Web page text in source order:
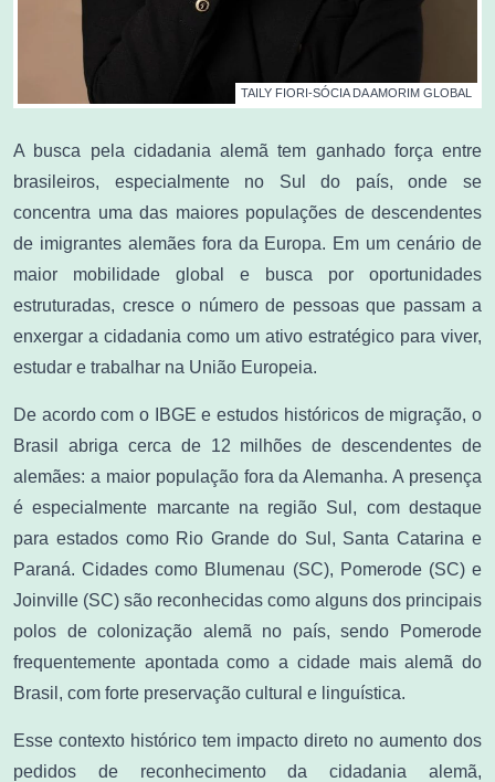
TAILY FIORI-SÓCIA DA AMORIM GLOBAL
A busca pela cidadania alemã tem ganhado força entre
brasileiros, especialmente no Sul do país, onde se
concentra uma das maiores populações de descendentes
de imigrantes alemães fora da Europa. Em um cenário de
maior mobilidade global e busca por oportunidades
estruturadas, cresce o número de pessoas que passam a
enxergar a cidadania como um ativo estratégico para viver,
estudar e trabalhar na União Europeia.
De acordo com o IBGE e estudos históricos de migração, o
Brasil abriga cerca de 12 milhões de descendentes de
alemães: a maior população fora da Alemanha. A presença
é especialmente marcante na região Sul, com destaque
para estados como Rio Grande do Sul, Santa Catarina e
Paraná. Cidades como Blumenau (SC), Pomerode (SC) e
Joinville (SC) são reconhecidas como alguns dos principais
polos de colonização alemã no país, sendo Pomerode
frequentemente apontada como a cidade mais alemã do
Brasil, com forte preservação cultural e linguística.
Esse contexto histórico tem impacto direto no aumento dos
pedidos de reconhecimento da cidadania alemã,